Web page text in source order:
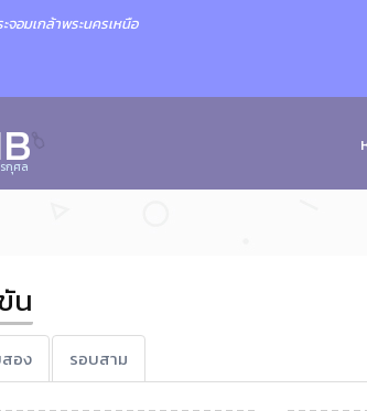
จอมเกล้าพระนครเหนือ
กุศล
น
อง รอบสาม